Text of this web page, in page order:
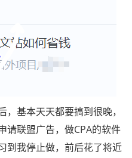
基本天天都要搞到很晚，
请联盟广告，做CPA的软件
到我停止做，前后花了将近